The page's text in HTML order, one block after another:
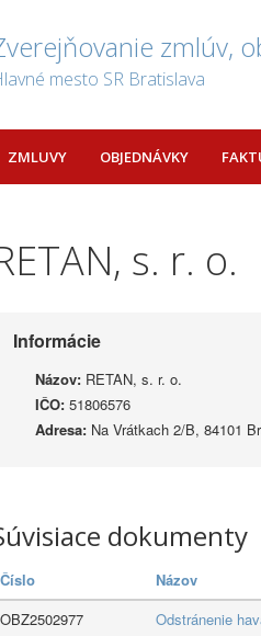
zmlúv,
mesto SR Bratislava
ZMLUVY OBJEDNÁVKY
s. r. o.
Informácie
Názov: RETAN, s. r. o.
IČO: 51806576
Adresa: Na Vrátkach 2/B, 84101
dokumenty
Číslo Názov
OBZ2502977
Odstránenie